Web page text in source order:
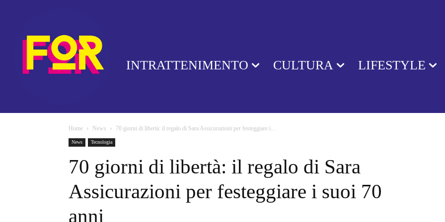
INTRATTENIMENTO CULTURA LIFESTYLE
Home News 70 giorni di libertà: il regalo di Sara Assicurazioni per festeggiare i...
News Tecnologia
70 giorni di libertà: il regalo di Sara
Assicurazioni per festeggiare i suoi 70
anni